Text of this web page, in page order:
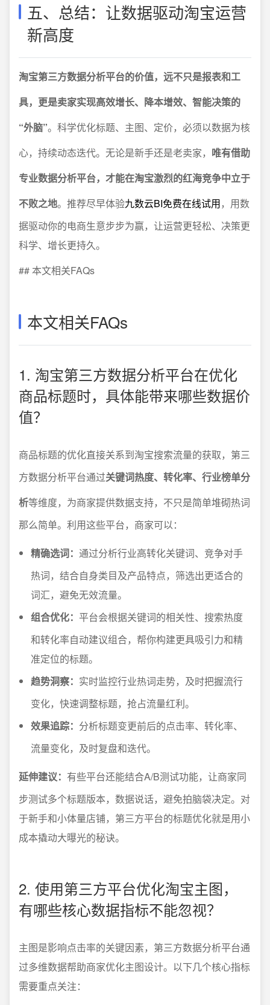
五、总结：让数据驱动淘宝运营
新高度
淘宝第三方数据分析平台的价值，远不只是报表和工
具，更是卖家实现高效增长、降本增效、智能决策的
“外脑”。科学优化标题、主图、定价，必须以数据为核
心，持续动态迭代。无论是新手还是老卖家， 唯有借助
专业数据分析平台，才能在淘宝激烈的红海竞争中立于
不败之地。推荐尽早体验九数云BI免费在线试用，用数
据驱动你的电商生意步步为赢，让运营更轻松、决策更
科学、增长更持久。
## 本文相关FAQs
本文相关FAQs
1. 淘宝第三方数据分析平台在优化
商品标题时，具体能带来哪些数据价
值？
商品标题的优化直接关系到淘宝搜索流量的获取，第三
方数据分析平台通过关键词热度、转化率、行业榜单分
析等维度，为商家提供数据支持，不只是简单堆砌热词
那么简单。利用这些平台，商家可以：
精确选词： 通过分析行业高转化关键词、竞争对手
热词，结合自身类目及产品特点，筛选出更适合的
词汇，避免无效流量。
组合优化： 平台会根据关键词的相关性、搜索热度
和转化率自动建议组合，帮你构建更具吸引力和精
准定位的标题。
趋势洞察： 实时监控行业热词走势，及时把握流行
变化，快速调整标题，抢占流量红利。
效果追踪： 分析标题变更前后的点击率、转化率、
流量变化，及时复盘和迭代。
延伸建议： 有些平台还能结合A/B测试功能，让商家同
步测试多个标题版本，数据说话，避免拍脑袋决定。对
于新手和小体量店铺，第三方平台的标题优化就是用小
成本撬动大曝光的秘诀。
2. 使用第三方平台优化淘宝主图，
有哪些核心数据指标不能忽视？
主图是影响点击率的关键因素，第三方数据分析平台通
过多维数据帮助商家优化主图设计。以下几个核心指标
需要重点关注：